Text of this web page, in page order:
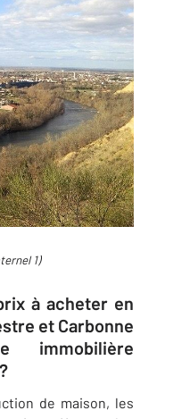
1)
à acheter en
et Carbonne
immobilière
de maison, les